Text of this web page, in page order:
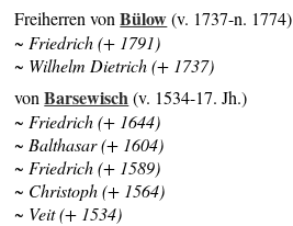
Freiherren vonBülow(v. 1737-n. 1774)
~ Friedrich (+ 1791)
~ Wilhelm Dietrich (+ 1737)
vonBarsewisch(v. 1534-17. Jh.)
~ Friedrich (+ 1644)
~ Balthasar (+ 1604)
~ Friedrich (+ 1589)
~ Christoph (+ 1564)
~ Veit (+ 1534)